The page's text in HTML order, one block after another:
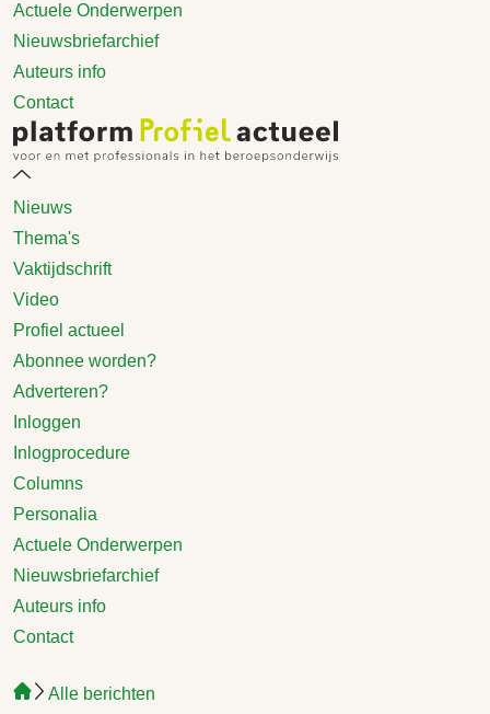
Actuele Onderwerpen
Nieuwsbriefarchief
Auteurs info
Contact
Nieuws
Thema's
Vaktijdschrift
Video
Profiel actueel
Abonnee worden?
Adverteren?
Inloggen
Inlogprocedure
Columns
Personalia
Actuele Onderwerpen
Nieuwsbriefarchief
Auteurs info
Contact
Alle berichten